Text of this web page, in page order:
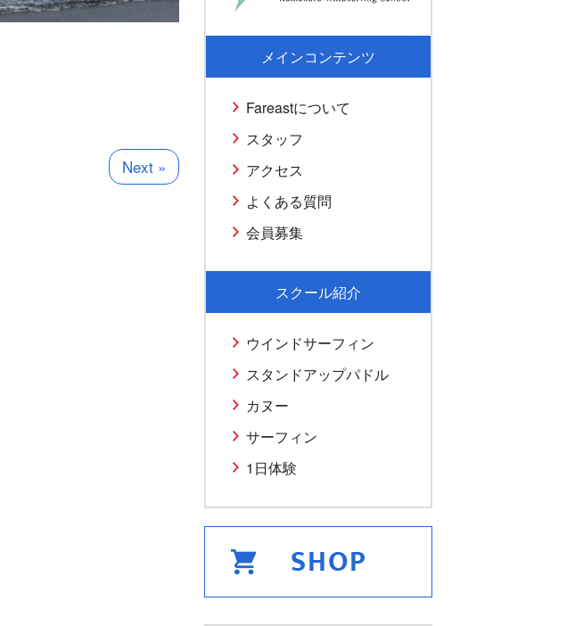
Next »
メインコンテンツ
Fareastについて
スタッフ
アクセス
よくある質問
会員募集
スクール紹介
ウインドサーフィン
スタンドアップパドル
カヌー
サーフィン
1日体験